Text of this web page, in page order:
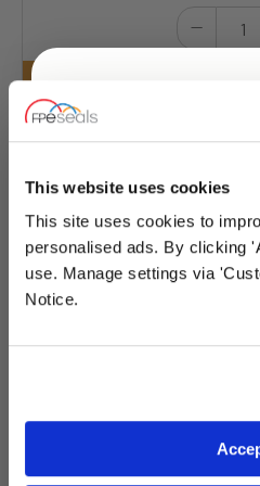
This website uses cookies
This site uses cookies to
personalised ads. By clicking
use. Manage settings via
Notice.
Force moyenne - amovible -
22
Force
UNLOCK
YOUR
Sign up for special
deals